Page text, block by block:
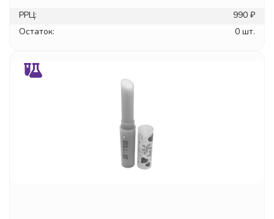
РРЦ:
990 ₽
Остаток:
0 шт.